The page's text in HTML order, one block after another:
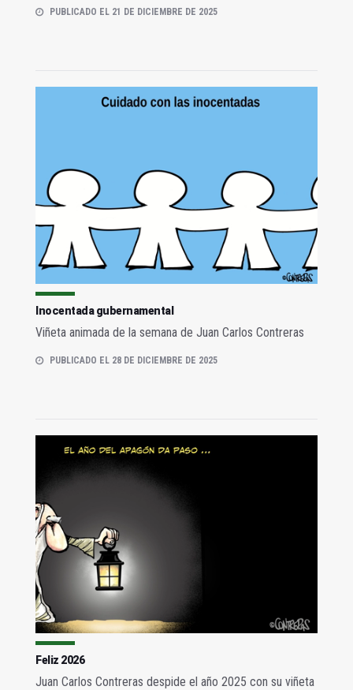
PUBLICADO EL 21 DE DICIEMBRE DE 2025
Inocentada gubernamental
Viñeta animada de la semana de Juan Carlos Contreras
PUBLICADO EL 28 DE DICIEMBRE DE 2025
Feliz 2026
Juan Carlos Contreras despide el año 2025 con su viñeta